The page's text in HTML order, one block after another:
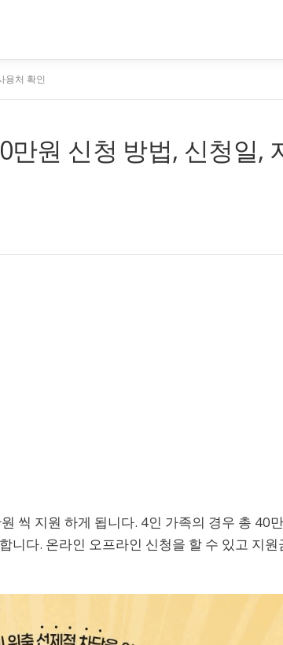
용처 확인
원 신청 방법, 신청일,
씩 지원 하게 됩니다. 4인 가족의 경우 총 40
니다. 온라인 오프라인 신청을 할 수 있고 지원